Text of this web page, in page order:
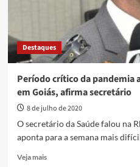
Destaques
Período crítico da pandemia
em Goiás, afirma secretário
8 de julho de 2020
O secretário da Saúde falou na
aponta para a semana mais
Veja maisRead